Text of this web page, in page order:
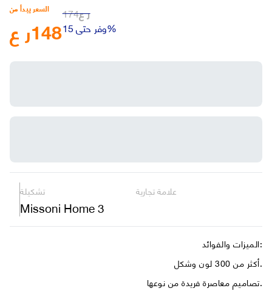
السعر يبدأ من
ر ع148
ر ع174
وفر حتى 15%
تشكيلة
Missoni Home 3
علامة تجارية
الميزات والفوائد:
أكثر من 300 لون وشكل.
تصاميم معاصرة فريدة من نوعها.